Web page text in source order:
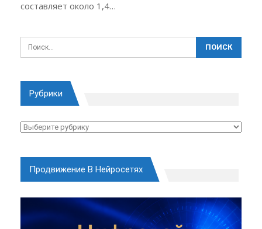
составляет около 1,4…
Рубрики
Рубрики
Продвижение В Нейросетях